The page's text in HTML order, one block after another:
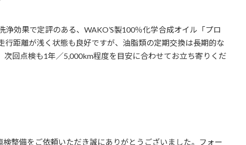
効果で定評のある、WAKO’S製100％化学合成オイル「プロ
行距離が浅く状態も良好ですが、油脂類の定期交換は長期的な
次回点検も1年／5,000km程度を目安に合わせてお立ち寄りくだ
整備をご依頼いただき誠にありがとうございました。フォー